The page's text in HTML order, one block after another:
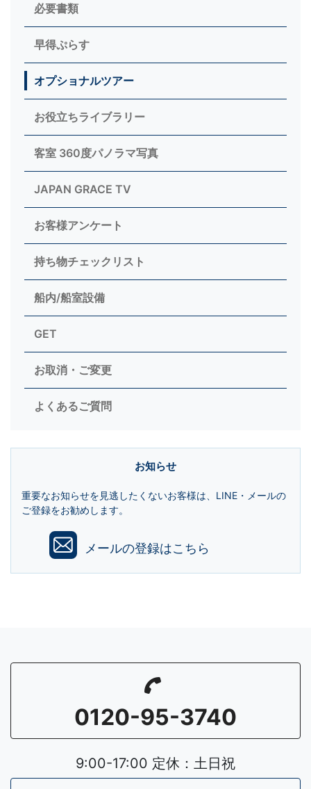
必要書類
早得ぷらす
オプショナルツアー
お役立ちライブラリー
客室 360度パノラマ写真
JAPAN GRACE TV
お客様アンケート
持ち物チェックリスト
船内/船室設備
GET
お取消・ご変更
よくあるご質問
お知らせ
重要なお知らせを見逃したくないお客様は、LINE・メールの
ご登録をお勧めします。
メールの登録はこちら
0120-95-3740
9:00-17:00 定休：土日祝